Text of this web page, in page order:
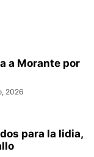
a Morante por
2026
para la lidia,